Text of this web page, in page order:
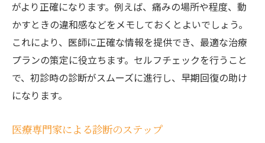
継続的な改善を目指すアプローチ
交通事故治療での筋肉損傷回復に向けた具体的
なアプローチ
症状に応じた治療法の選択
具体的なリハビリテーションのプロセス
患者のライフスタイルに応じたアプローチ
がより正確になります。例えば、痛みの場所や程度、動
かすときの違和感などをメモしておくとよいでしょう。
これにより、医師に正確な情報を提供でき、最適な治療
プランの策定に役立ちます。セルフチェックを行うこと
で、初診時の診断がスムーズに進行し、早期回復の助け
になります。
医療専門家による診断のステップ